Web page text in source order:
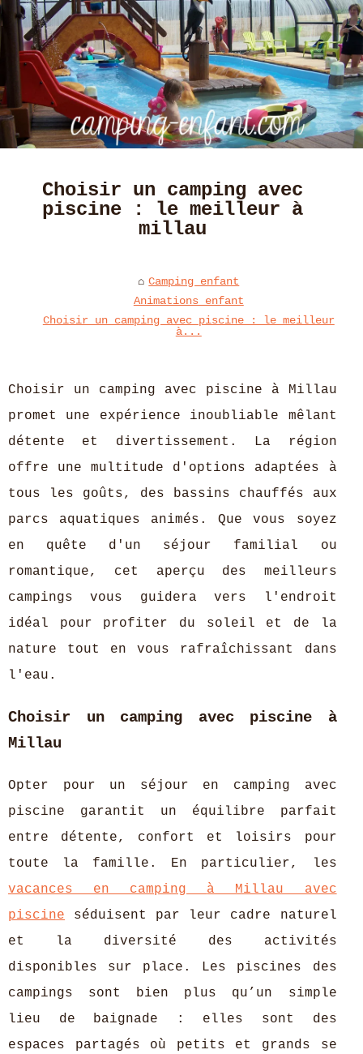
Choisir un camping avec
piscine : le meilleur à
millau
Camping enfant
Animations enfant
Choisir un camping avec piscine : le meilleur
à...
Choisir un camping avec piscine à Millau
promet une expérience inoubliable mêlant
détente et divertissement. La région
offre une multitude d'options adaptées à
tous les goûts, des bassins chauffés aux
parcs aquatiques animés. Que vous soyez
en quête d'un séjour familial ou
romantique, cet aperçu des meilleurs
campings vous guidera vers l'endroit
idéal pour profiter du soleil et de la
nature tout en vous rafraîchissant dans
l'eau.
Choisir un camping avec piscine à
Millau
Opter pour un séjour en camping avec
piscine garantit un équilibre parfait
entre détente, confort et loisirs pour
toute la famille. En particulier, les
vacances en camping à Millau avec
piscine séduisent par leur cadre naturel
et la diversité des activités
disponibles sur place. Les piscines des
campings sont bien plus qu’un simple
lieu de baignade : elles sont des
espaces partagés où petits et grands se